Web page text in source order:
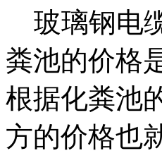
玻璃钢电
粪池的价格
根据化粪池
方的价格也